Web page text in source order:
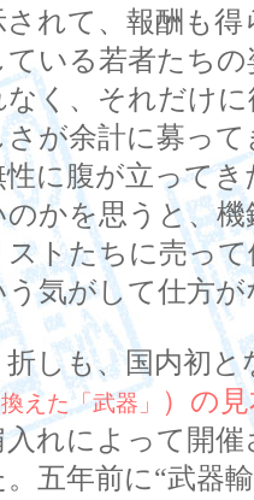
されて、報酬も
ている若者たち
なく、それだけ
さが余計に募っ
性に腹が立って
のかを思うと、
ストたちに売っ
う気がして仕方
しも、国内初と
えた「武器」
）の
入れによって開
。五年前に“武器